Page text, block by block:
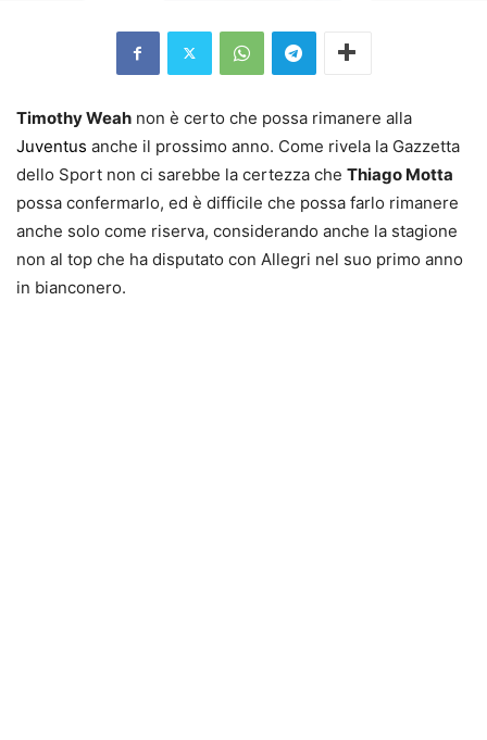
Timothy Weah non è certo che possa rimanere alla
Juventus anche il prossimo anno. Come rivela la Gazzetta
dello Sport non ci sarebbe la certezza che Thiago Motta
possa confermarlo, ed è difficile che possa farlo rimanere
anche solo come riserva, considerando anche la stagione
non al top che ha disputato con Allegri nel suo primo anno
in bianconero.